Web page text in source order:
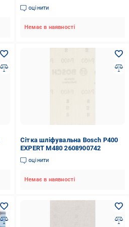
оцінити
Немає в наявності
Сітка шліфувальна Bosch P400
EXPERT M480 2608900742
оцінити
Немає в наявності